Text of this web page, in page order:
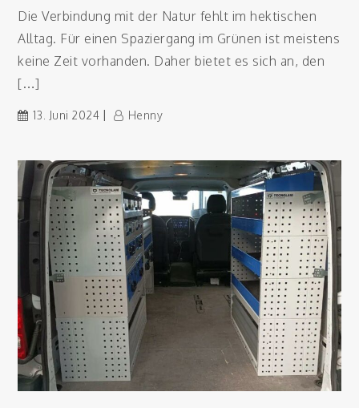
Die Verbindung mit der Natur fehlt im hektischen
Alltag. Für einen Spaziergang im Grünen ist meistens
keine Zeit vorhanden. Daher bietet es sich an, den
[…]
13. Juni 2024 Henny